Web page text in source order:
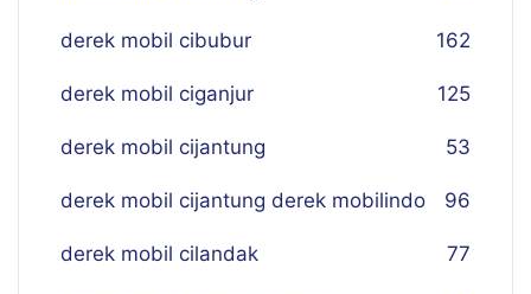
derek mobil cibubur 162
derek mobil ciganjur 125
derek mobil cijantung 53
derek mobil cijantung derek mobilindo 96
derek mobil cilandak 77